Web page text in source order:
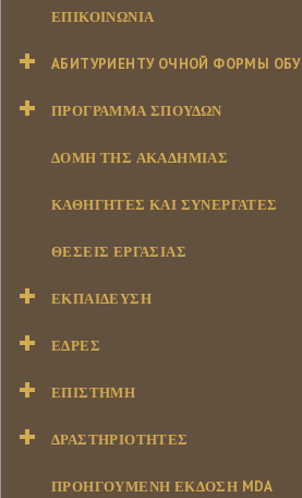
ΕΠΙΚΟΙΝΩΝΊΑ
АБИТУРИЕНТУ ОЧНОЙ ФОРМЫ
ΠΡΌΓΡΑΜΜΑ ΣΠΟΥΔΏΝ
ΔΟΜΉ ΤΗΣ ΑΚΑΔΗΜΊΑΣ
ΚΑΘΗΓΗΤΈΣ ΚΑΙ ΣΥΝΕΡΓΆΤΕΣ
ΘΈΣΕΙΣ ΕΡΓΑΣΊΑΣ
ΕΚΠΑΊΔΕΥΣΗ
ΕΔΡΕΣ
ΕΠΙΣΤΉΜΗ
ΔΡΑΣΤΗΡΙΌΤΗΤΕΣ
ΠΡΟΗΓΟΥΜΕΝΗ ΕΚΔΟΣΗ MDA